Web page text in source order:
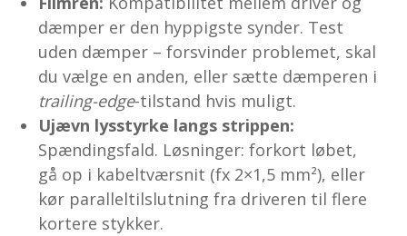
dæmper er den hyppigste synder. Test
uden dæmper – forsvinder problemet, skal
du vælge en anden, eller sætte dæmperen i
trailing-edge-tilstand hvis muligt.
Ujævn lysstyrke langs strippen:
Spændingsfald. Løsninger: forkort løbet,
gå op i kabeltværsnit (fx 2×1,5 mm²), eller
kør paralleltilslutning fra driveren til flere
kortere stykker.